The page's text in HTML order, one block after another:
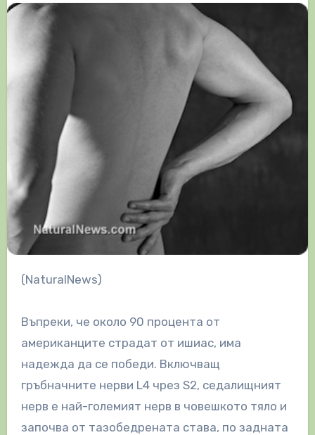
(NaturalNews)
Въпреки, че около 90 процента от
американците страдат от ишиас, има
надежда да се победи. Включващ
гръбначните нерви L4 чрез S2, седалищният
нерв е най-големият нерв в човешкото тяло и
започва от тазобедрената става, по задната